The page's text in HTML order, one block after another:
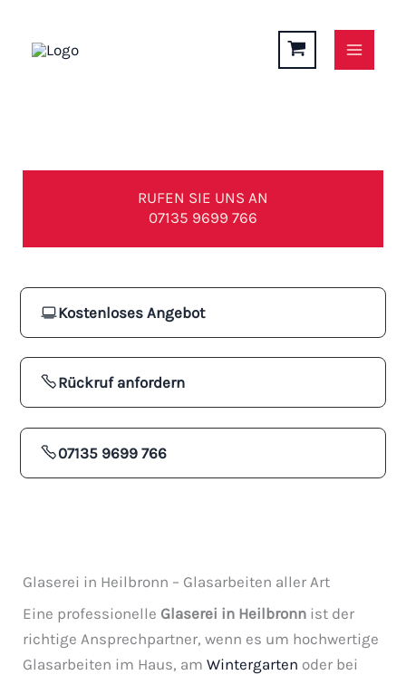
springen
RUFEN SIE UNS AN
07135 9699 766
Kostenloses Angebot
Rückruf anfordern
07135 9699 766
Glaserei in Heilbronn – Glasarbeiten aller Art
Eine professionelle Glaserei in Heilbronn ist der
richtige Ansprechpartner, wenn es um hochwertige
Glasarbeiten im Haus, am Wintergarten oder bei